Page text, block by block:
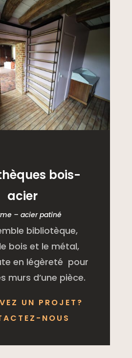
bois-
acier
– acier patiné
bibliotèque,
bois et le métal,
en légèreté pour
murs d’une pièce.
UN PROJET?
NOUS